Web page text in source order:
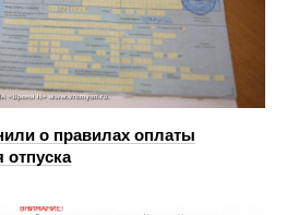
о правилах оплаты
отпуска